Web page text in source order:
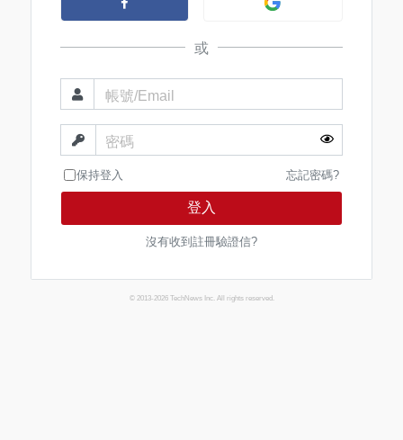
或
帳號/Email
密碼
保持登入 忘記密碼?
登入
沒有收到註冊驗證信?
© 2013-2026 TechNews Inc. All rights reserved.